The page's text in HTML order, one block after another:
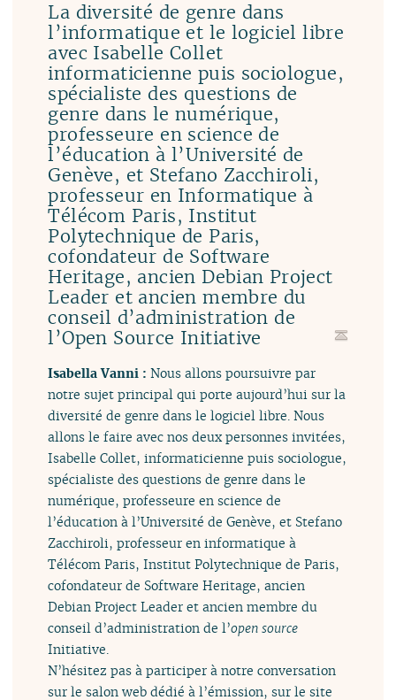
La diversité de genre dans
l’informatique et le logiciel libre
avec Isabelle Collet
informaticienne puis sociologue,
spécialiste des questions de
genre dans le numérique,
professeure en science de
l’éducation à l’Université de
Genève, et Stefano Zacchiroli,
professeur en Informatique à
Télécom Paris, Institut
Polytechnique de Paris,
cofondateur de Software
Heritage, ancien Debian Project
Leader et ancien membre du
conseil d’administration de
l’Open Source Initiative
Isabella Vanni :Nous allons poursuivre par
notre sujet principal qui porte aujourd’hui sur la
diversité de genre dans le logiciel libre. Nous
allons le faire avec nos deux personnes invitées,
Isabelle Collet, informaticienne puis sociologue,
spécialiste des questions de genre dans le
numérique, professeure en science de
l’éducation à l’Université de Genève, et Stefano
Zacchiroli, professeur en informatique à
Télécom Paris, Institut Polytechnique de Paris,
cofondateur de Software Heritage, ancien
Debian Project Leader et ancien membre du
conseil d’administration de l’open source
Initiative.
N’hésitez pas à participer à notre conversation
sur le salon web dédié à l’émission, sur le site